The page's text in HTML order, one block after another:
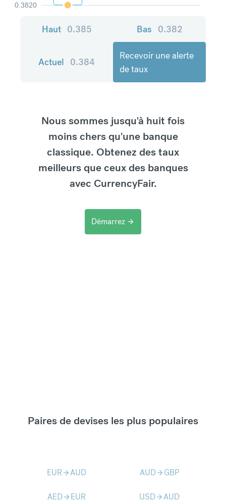
0.3820
Haut 0.385 Bas 0.382
Actuel 0.384
Recevoir une alerte
de taux
Nous sommes jusqu'à huit fois
moins chers qu'une banque
classique. Obtenez des taux
meilleurs que ceux des banques
avec CurrencyFair.
Démarrez arrow_forward
Paires de devises les plus populaires
EURarrow_forwardAUD AUDarrow_forward GBP
AEDarrow_forward EUR USDarrow_forwardAUD